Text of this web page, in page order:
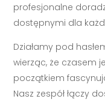
profesjonalne
dostępnymi dla
Działamy pod
wierząc, że czasem
początkiem
Nasz zespół łączy